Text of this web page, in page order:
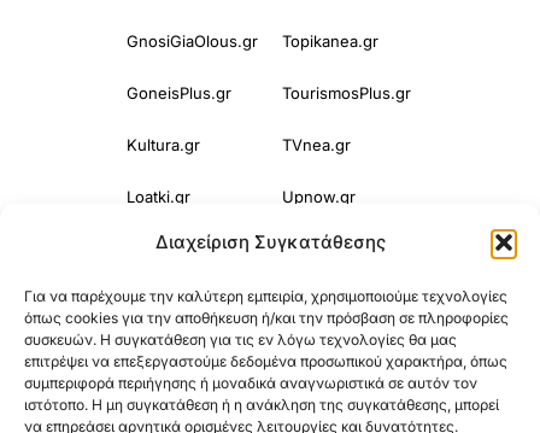
Διαχείριση Συγκατάθεσης
Για να παρέχουμε την καλύτερη εμπειρία, χρησιμοποιούμε τεχνολογίες
όπως cookies για την αποθήκευση ή/και την πρόσβαση σε πληροφορίες
συσκευών. Η συγκατάθεση για τις εν λόγω τεχνολογίες θα μας
επιτρέψει να επεξεργαστούμε δεδομένα προσωπικού χαρακτήρα, όπως
συμπεριφορά περιήγησης ή μοναδικά αναγνωριστικά σε αυτόν τον
ιστότοπο. Η μη συγκατάθεση ή η ανάκληση της συγκατάθεσης, μπορεί
να επηρεάσει αρνητικά ορισμένες λειτουργίες και δυνατότητες.
GnosiGiaOlous.gr Topikanea.gr
GoneisPlus.gr TourismosPlus.gr
Kultura.gr TVnea.gr
Loatki.gr Upnow.gr
Loveis.gr VresSyntages.gr
ModernaGynaika.gr Xristianika.gr
OikonomiaPlus.gr ZoumeKalytera.gr
Oikotropia.gr ZoumeSpiti.gr